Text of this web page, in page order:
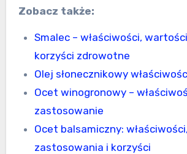
Zobacz także:
Smalec – właściwości,
korzyści zdrowotne
Olej słonecznikowy
Ocet winogronowy –
zastosowanie
Ocet balsamiczny: właściwości,
zastosowania i korzyści